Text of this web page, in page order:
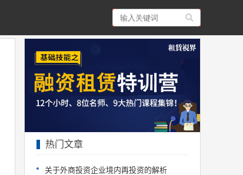
热门文章
关于外商投资企业境内再投资的解析